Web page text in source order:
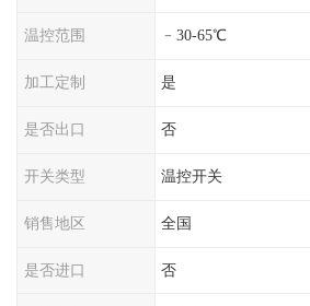
温控范围 ﹣30-65℃
加工定制 是
是否出口 否
开关类型 温控开关
销售地区 全国
是否进口 否